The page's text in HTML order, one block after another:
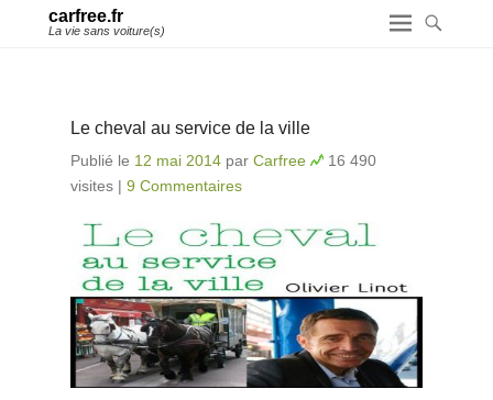
carfree.fr
La vie sans voiture(s)
Le cheval au service de la ville
Publié le 12 mai 2014 par Carfree
16 490
visites | 9 Commentaires